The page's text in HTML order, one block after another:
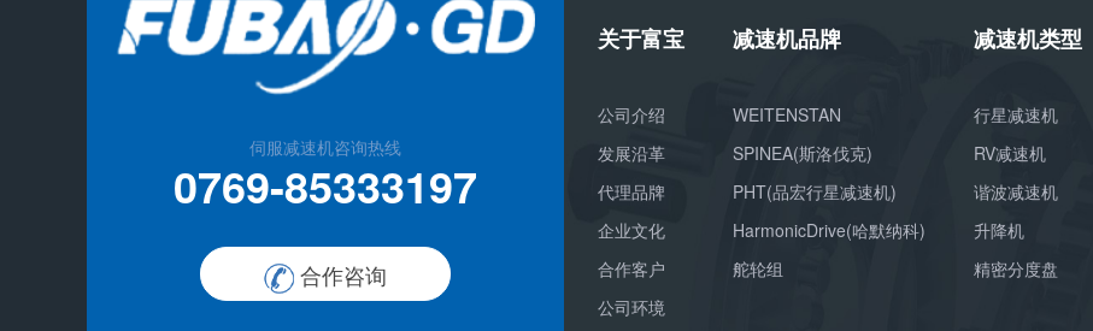
伺服减速机咨询热线
0769-85333197
合作咨询
关于富宝
公司介绍
发展沿革
代理品牌
企业文化
合作客户
公司环境
减速机品牌
WEITENSTAN
SPINEA(斯洛伐克)
PHT(品宏行星减速机)
HarmonicDrive(哈默纳科)
舵轮组
减速机类型
行星减速机
RV减速机
谐波减速机
升降机
精密分度盘